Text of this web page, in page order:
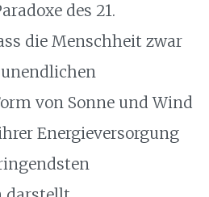
des 21.
die Menschheit zwar
von Sonne und Wind
Energieversorgung